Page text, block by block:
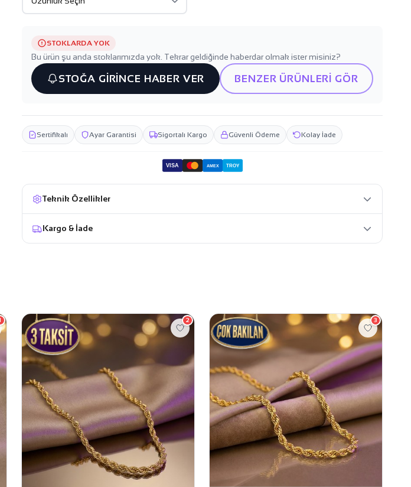
STOKLARDA YOK
Bu ürün şu anda stoklarımızda yok. Tekrar geldiğinde haberdar olmak ister misiniz?
STOĞA GİRİNCE HABER VER BENZER ÜRÜNLERİ GÖR
Sertifikalı Ayar Garantisi Sigortalı Kargo Güvenli Ödeme Kolay İade
VISA AMEX TROY
Teknik Özellikler
Kargo & İade
1 2 3